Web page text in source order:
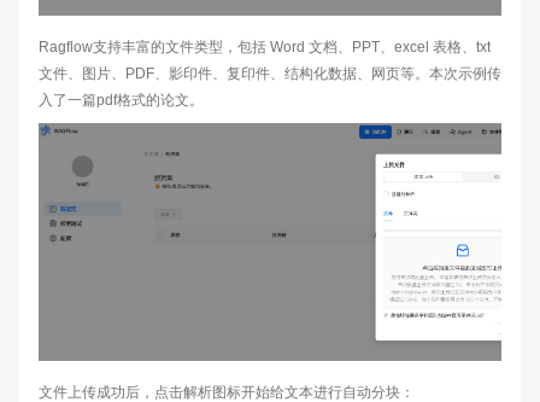
Ragflow支持丰富的文件类型，包括 Word 文档、PPT、excel 表格、txt
文件、图片、PDF、影印件、复印件、结构化数据、网页等。本次示例传
入了一篇pdf格式的论文。
文件上传成功后，点击解析图标开始给文本进行自动分块：